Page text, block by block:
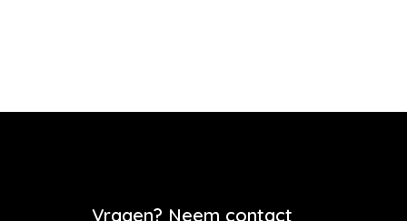
Vragen? Neem contact